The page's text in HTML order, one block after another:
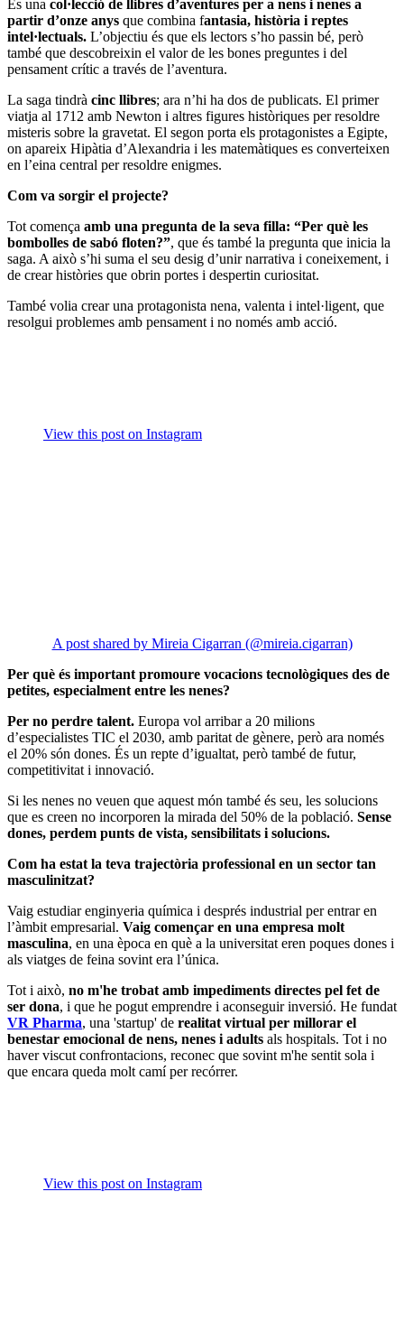
És una col·lecció de llibres d’aventures per a nens i nenes a
partir d’onze anys que combina fantasia, història i reptes
intel·lectuals. L’objectiu és que els lectors s’ho passin bé, però
també que descobreixin el valor de les bones preguntes i del
pensament crític a través de l’aventura.
La saga tindrà cinc llibres; ara n’hi ha dos de publicats. El primer
viatja al 1712 amb Newton i altres figures històriques per resoldre
misteris sobre la gravetat. El segon porta els protagonistes a Egipte,
on apareix Hipàtia d’Alexandria i les matemàtiques es converteixen
en l’eina central per resoldre enigmes.
Com va sorgir el projecte?
Tot comença amb una pregunta de la seva filla: “Per què les
bombolles de sabó floten?”, que és també la pregunta que inicia la
saga. A això s’hi suma el seu desig d’unir narrativa i coneixement, i
de crear històries que obrin portes i despertin curiositat.
També volia crear una protagonista nena, valenta i intel·ligent, que
resolgui problemes amb pensament i no només amb acció.
View this post on Instagram
A post shared by Mireia Cigarran (@mireia.cigarran)
Per què és important promoure vocacions tecnològiques des de
petites, especialment entre les nenes?
Per no perdre talent. Europa vol arribar a 20 milions
d’especialistes TIC el 2030, amb paritat de gènere, però ara només
el 20% són dones. És un repte d’igualtat, però també de futur,
competitivitat i innovació.
Si les nenes no veuen que aquest món també és seu, les solucions
que es creen no incorporen la mirada del 50% de la població. Sense
dones, perdem punts de vista, sensibilitats i solucions.
Com ha estat la teva trajectòria professional en un sector tan
masculinitzat?
Vaig estudiar enginyeria química i després industrial per entrar en
l’àmbit empresarial. Vaig començar en una empresa molt
masculina, en una època en què a la universitat eren poques dones i
als viatges de feina sovint era l’única.
Tot i això, no m'he trobat amb impediments directes pel fet de
ser dona, i que he pogut emprendre i aconseguir inversió. He fundat
VR Pharma, una 'startup' de realitat virtual per millorar el
benestar emocional de nens, nenes i adults als hospitals. Tot i no
haver viscut confrontacions, reconec que sovint m'he sentit sola i
que encara queda molt camí per recórrer.
View this post on Instagram